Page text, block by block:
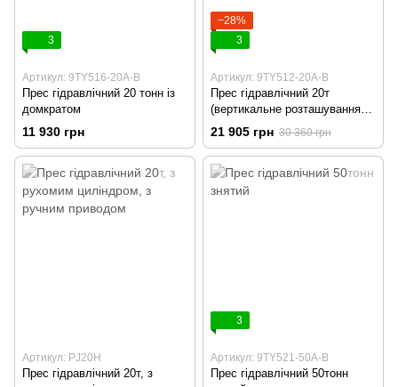
3
Артикул: 9TY516-20A-B
Прес гідравлічний 20 тонн із
домкратом
11 930 грн
−28%
3
Артикул: 9TY512-20A-B
Прес гідравлічний 20т
(вертикальне розташування
насоса)
21 905 грн 30 360 грн
Артикул: PJ20H
Прес гідравлічний 20т, з
3
Артикул: 9TY521-50A-B
Прес гідравлічний 50тонн